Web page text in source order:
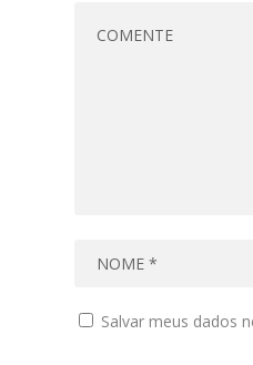
Salvar meus dados